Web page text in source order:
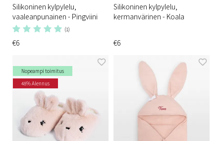
Silikoninen kylpylelu,
vaaleanpunainen - Pingviini
(1)
€6
Silikoninen kylpylelu,
kermanvärinen - Koala
€6
Nopeampi toimitus
48% Alennus